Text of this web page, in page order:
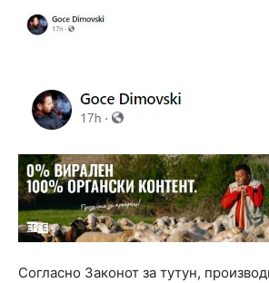
Согласно Законот за тутун,